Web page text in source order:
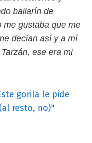
bailarín de
me gustaba que me
decían así y a mí
ese era mi
gorila le pide
resto, no)"